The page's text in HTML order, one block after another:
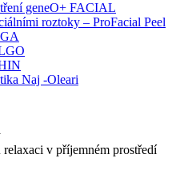
geneO+ FACIAL
roztoky – ProFacial Peel
Naj -Oleari
v příjemném prostředí